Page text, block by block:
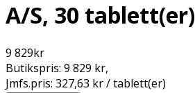
A/S, 30 tablett(er)
9 829kr
Butikspris: 9 829 kr,
Jmfs.pris: 327,63 kr / tablett(er)